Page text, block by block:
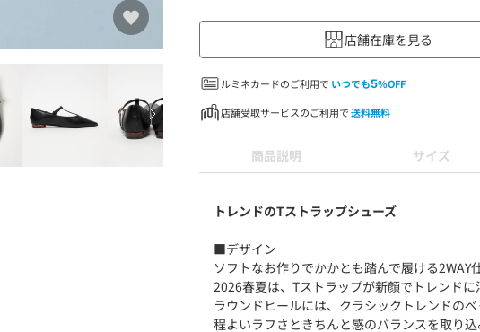
店舗在庫を見る
ルミネカードのご利用で いつでも5%OFF
店舗受取サービスのご利用で送料無料
商品説明 サイズ
トレンドのTストラップシューズ
■デザイン
ソフトなお作りでかかとも踏んで履ける2WAY
2026春夏は、Tストラップが新顔でトレンドに
ラウンドヒールには、クラシックトレンドのべ
程よいラフさときちんと感のバランスを取り込